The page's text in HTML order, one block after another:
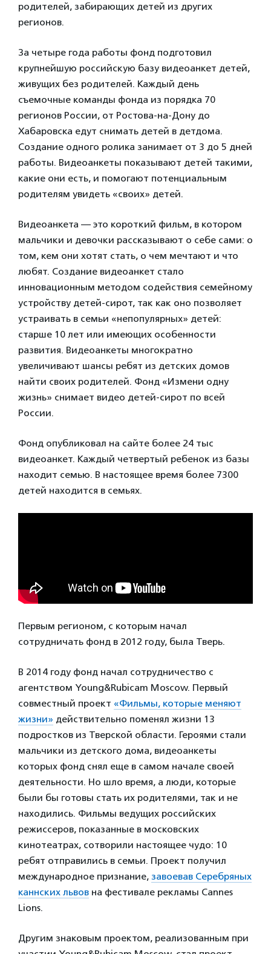
родителей, забирающих детей из других
регионов.
За четыре года работы фонд подготовил
крупнейшую российскую базу видеоанкет детей,
живущих без родителей. Каждый день
съемочные команды фонда из порядка 70
регионов России, от Ростова-на-Дону до
Хабаровска едут снимать детей в детдома.
Создание одного ролика занимает от 3 до 5 дней
работы. Видеоанкеты показывают детей такими,
какие они есть, и помогают потенциальным
родителям увидеть «своих» детей.
Видеоанкета — это короткий фильм, в котором
мальчики и девочки рассказывают о себе сами: о
том, кем они хотят стать, о чем мечтают и что
любят. Создание видеоанкет стало
инновационным методом содействия семейному
устройству детей-сирот, так как оно позволяет
устраивать в семьи «непопулярных» детей:
старше 10 лет или имеющих особенности
развития. Видеоанкеты многократно
увеличивают шансы ребят из детских домов
найти своих родителей. Фонд «Измени одну
жизнь» снимает видео детей-сирот по всей
России.
Фонд опубликовал на сайте более 24 тыс
видеоанкет. Каждый четвертый ребенок из базы
находит семью. В настоящее время более 7300
детей находится в семьях.
Первым регионом, с которым начал
сотрудничать фонд в 2012 году, была Тверь.
В 2014 году фонд начал сотрудничество с
агентством Young&Rubicam Moscow. Первый
совместный проект «Фильмы, которые меняют
жизни» действительно поменял жизни 13
подростков из Тверской области. Героями стали
мальчики из детского дома, видеоанкеты
которых фонд снял еще в самом начале своей
деятельности. Но шло время, а люди, которые
были бы готовы стать их родителями, так и не
находились. Фильмы ведущих российских
режиссеров, показанные в московских
кинотеатрах, сотворили настоящее чудо: 10
ребят отправились в семьи. Проект получил
международное признание, завоевав Серебряных
каннских львов на фестивале рекламы Cannes
Lions.
Другим знаковым проектом, реализованным при